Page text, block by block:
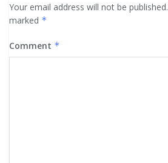
Your email address will not be published.
marked *
Comment *